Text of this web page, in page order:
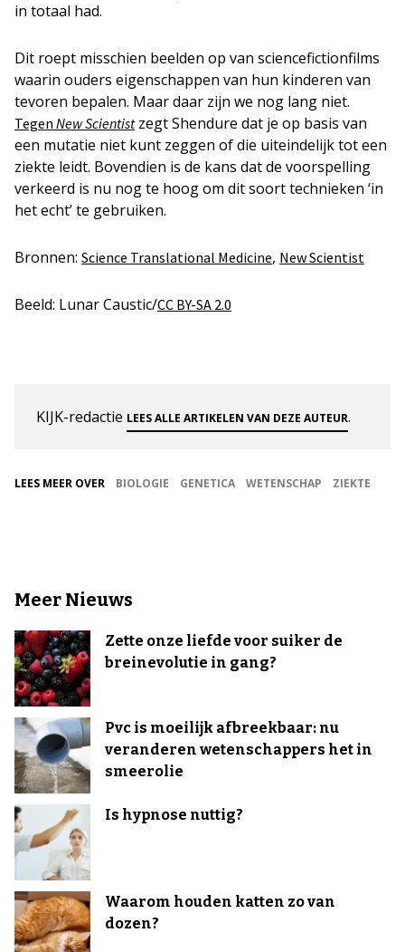
in totaal had.
Dit roept misschien beelden op van sciencefictionfilms
waarin ouders eigenschappen van hun kinderen van
tevoren bepalen. Maar daar zijn we nog lang niet.
Tegen New Scientistzegt Shendure dat je op basis van
een mutatie niet kunt zeggen of die uiteindelijk tot een
ziekte leidt. Bovendien is de kans dat de voorspelling
verkeerd is nu nog te hoog om dit soort technieken ‘in
het echt’ te gebruiken.
Bronnen: Science Translational Medicine, New Scientist
Beeld: Lunar Caustic/CC BY-SA 2.0
KIJK-redactie LEES ALLE ARTIKELEN VAN DEZE AUTEUR.
LEES MEER OVER BIOLOGIE GENETICA WETENSCHAP ZIEKTE
Meer Nieuws
Zette onze liefde voor suiker de
breinevolutie in gang?
Pvc is moeilijk afbreekbaar: nu
veranderen wetenschappers het in
smeerolie
Is hypnose nuttig?
Waarom houden katten zo van
dozen?